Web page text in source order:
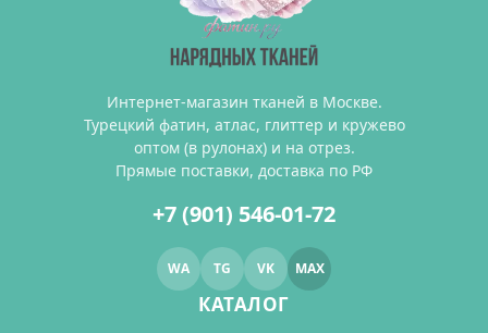
Интернет-магазин тканей в Москве.
Турецкий фатин, атлас, глиттер и кружево
оптом (в рулонах) и на отрез.
Прямые поставки, доставка по РФ
+7 (901) 546-01-72
WA TG VK MAX
КАТАЛОГ